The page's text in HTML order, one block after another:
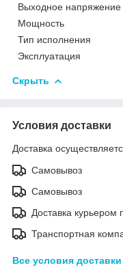
Выходное напряжение
Мощность
Тип исполнения
Эксплуатация
Скрыть
Условия доставки
Доставка
Самовывоз
Самовывоз
Доставка курьером
Транспортная
Все условия доставки